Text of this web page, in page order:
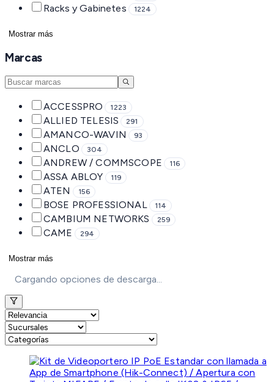
Racks y Gabinetes 1224
Mostrar más
Marcas
ACCESSPRO 1223
ALLIED TELESIS 291
AMANCO-WAVIN 93
ANCLO 304
ANDREW / COMMSCOPE 116
ASSA ABLOY 119
ATEN 156
BOSE PROFESSIONAL 114
CAMBIUM NETWORKS 259
CAME 294
Mostrar más
Cargando opciones de descarga...